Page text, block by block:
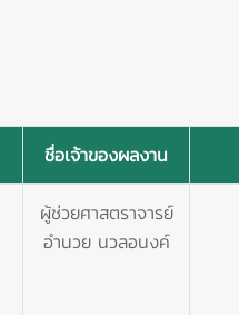
ชื่อเจ้าของผลงาน
ผู้ช่วยศาสตราจารย์
อำนวย นวลอนงค์